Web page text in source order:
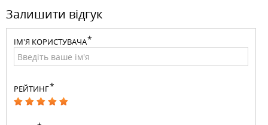
Залишити відгук
ІМ'Я КОРИСТУВАЧА
РЕЙТИНГ